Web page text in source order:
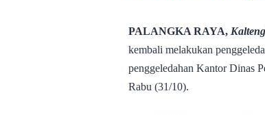
PALANGKA RAYA,
kembali melakukan
penggeledahan Kantor Dinas
Rabu (31/10).